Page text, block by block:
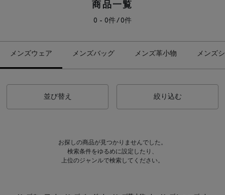
商品一覧
0 - 0件 / 0件
メンズウェア メンズバッグ メンズ革小物 メンズ
並び替え 絞り込む
お探しの商品が見つかりませんでした。
検索条件をゆるめに設定したり、
上位のジャンルで検索してください。